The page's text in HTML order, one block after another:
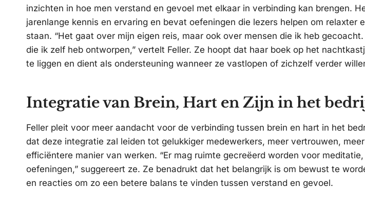
inzichten in hoe men verstand en gevoel met elkaar in verbinding kan brengen.
jarenlange kennis en ervaring en bevat oefeningen die lezers helpen om relaxter
staan. “Het gaat over mijn eigen reis, maar ook over mensen die ik heb
die ik zelf heb ontworpen,” vertelt Feller. Ze hoopt dat haar boek op het
te liggen en dient als ondersteuning wanneer ze vastlopen of zichzelf verder
Integratie van Brein, Hart en Zijn in het
Feller pleit voor meer aandacht voor de verbinding tussen brein en hart in het
dat deze integratie zal leiden tot gelukkiger medewerkers, meer vertrouwen,
efficiëntere manier van werken. “Er mag ruimte gecreëerd worden voor
oefeningen,” suggereert ze. Ze benadrukt dat het belangrijk is om bewust te
en reacties om zo een betere balans te vinden tussen verstand en gevoel.